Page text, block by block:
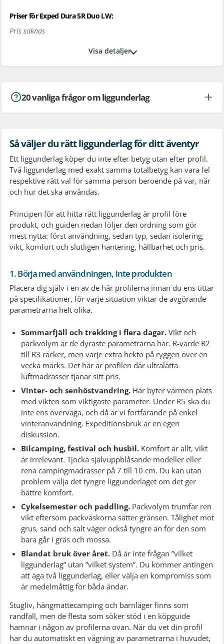
Priser för Exped Dura 5R Duo LW:
Pris saknas
Visa detaljer
20 vanliga frågor om liggunderlag
Så väljer du rätt liggunderlag för ditt äventyr
Ett liggunderlag köper du inte efter betyg utan efter profil.
Två liggunderlag med exakt samma totalbetyg kan vara fel
respektive rätt val för samma person beroende på var, när
och hur det ska användas.
Principen för att hitta rätt liggunderlag är profil före
produkt, och guiden nedan följer den ordning som gör
mest nytta: först användning, sedan typ, sedan isolering,
vikt, komfort och slutligen hantering, hållbarhet och pris.
1. Börja med användningen, inte produkten
Placera dig själv i en av de här profilerna innan du ens tittar
på specifikationer, för varje situation viktar de avgörande
parametrarna helt olika.
Sommarfjäll och trekking i flera dagar.Vikt och
packvolym är de dyraste parametrarna här. R-värde R2
till R3 räcker, men varje extra hekto på ryggen över en
vecka märks. Det här är profilen där ultralätta
luftmadrasser tjänar sitt pris.
Vinter- och senhöstvandring.Här byter värmen plats
med vikten som viktigaste parameter. Under R5 ska du
inte ens överväga, och då är vi fortfarande på enkel
vinteranvändning. Expeditionsbruk är en egen
diskussion.
Bilcamping, festival och husbil.Komfort är allt, vikt
är irrelevant. Tjocka självuppblåsande modeller eller
rena campingmadrasser på 7 till 10 cm. Du kan utan
problem välja det tyngre liggunderlaget om det ger
bättre komfort.
Cykelsemester och paddling.Packvolym trumfar ren
vikt eftersom packväskorna sätter gränsen. Tålighet mot
grus, sand och salt väger också tyngre än för den som
bara går i gräs och mossa.
Blandat bruk över året.Då är inte frågan ”vilket
liggunderlag” utan ”vilket system”. Du kommer antingen
att äga två liggunderlag, eller välja en kompromiss som
är medelmåttig för båda ändar.
Stugliv, hängmattecamping och barnläger finns som
randfall, men de flesta som söker stöd i en köpguide
hamnar i någon av profilerna ovan. När du vet din profil
har du automatiskt en vägning av parametrarna i huvudet,